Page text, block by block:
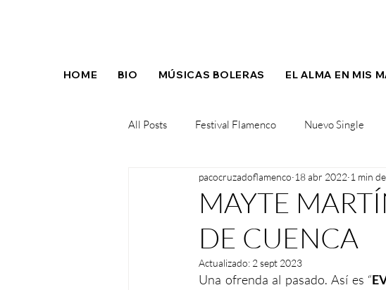
HOME BIO MÚSICAS BOLERAS EL ALMA EN MIS
All Posts Festival Flamenco Nuevo Single
Concierto Nuevo album Colaboración
MAYTE
DE CUENCA
pacocruzadoflamenco 18 abr 2022 1 min
Actualizado: 2 sept 2023
Una ofrenda al pasado. Así es “